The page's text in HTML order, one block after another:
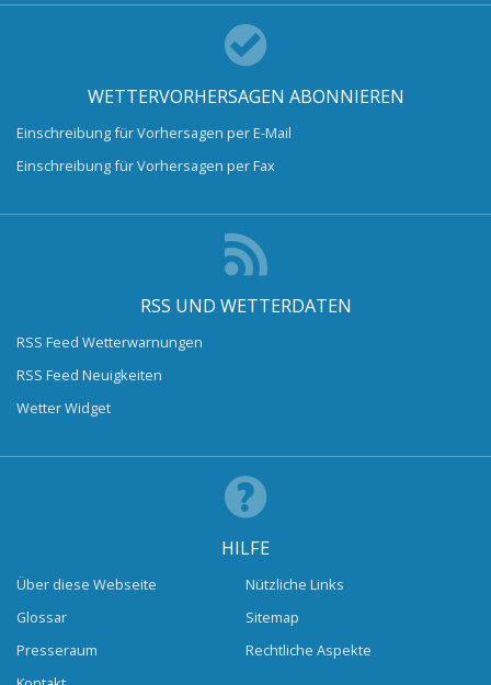
WETTERVORHERSAGEN ABONNIEREN
Einschreibung für Vorhersagen per E-Mail
Einschreibung für Vorhersagen per Fax
RSS UND WETTERDATEN
RSS Feed Wetterwarnungen
RSS Feed Neuigkeiten
Wetter Widget
HILFE
Über diese Webseite
Glossar
Presseraum
Nützliche Links
Sitemap
Rechtliche Aspekte